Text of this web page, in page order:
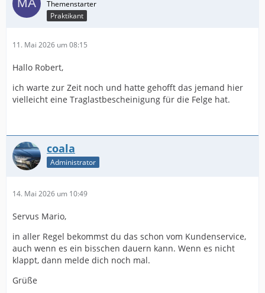
Praktikant
11. Mai 2026 um 08:15
Hallo Robert,
ich warte zur Zeit noch und hatte gehofft das jemand hier
vielleicht eine Traglastbescheinigung für die Felge hat.
coala
Administrator
14. Mai 2026 um 10:49
Servus Mario,
in aller Regel bekommst du das schon vom Kundenservice,
auch wenn es ein bisschen dauern kann. Wenn es nicht
klappt, dann melde dich noch mal.
Grüße